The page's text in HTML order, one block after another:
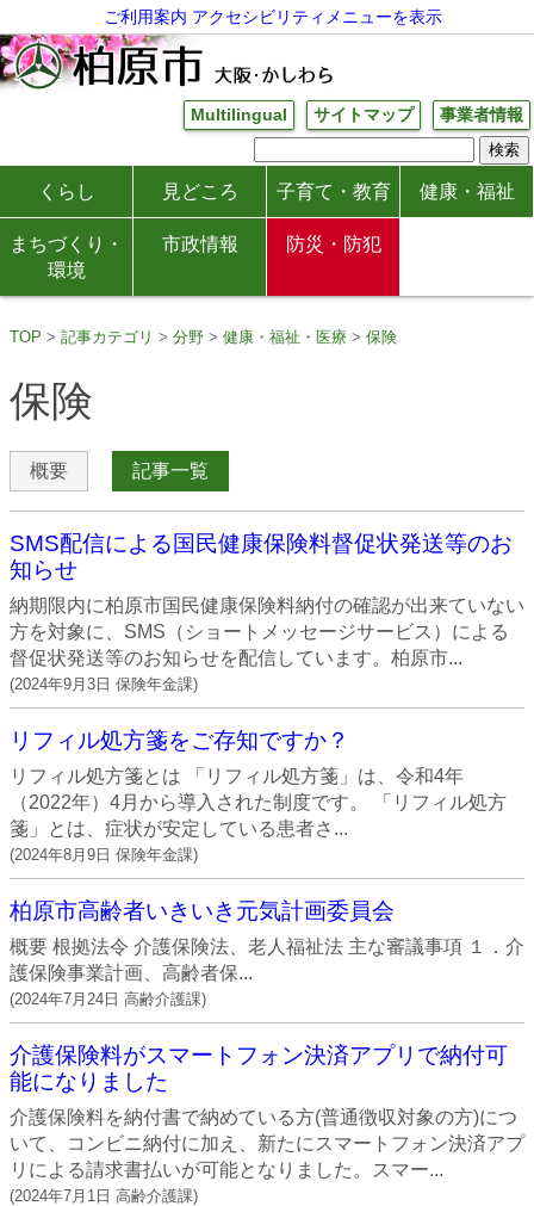
ご利用案内 アクセシビリティメニューを表示
Multilingual サイトマップ 事業者情報
くらし 見どころ 子育て・教育 健康・福祉
まちづくり・
環境
市政情報 防災・防犯
TOP 記事カテゴリ 分野 健康・福祉・医療 保険
保険
概要 記事一覧
SMS配信による国民健康保険料督促状発送等のお
知らせ
納期限内に柏原市国民健康保険料納付の確認が出来ていない
方を対象に、SMS（ショートメッセージサービス）による
督促状発送等のお知らせを配信しています。柏原市...
(2024年9月3日 保険年金課)
リフィル処方箋をご存知ですか？
リフィル処方箋とは 「リフィル処方箋」は、令和4年
（2022年）4月から導入された制度です。 「リフィル処方
箋」とは、症状が安定している患者さ...
(2024年8月9日 保険年金課)
柏原市高齢者いきいき元気計画委員会
概要 根拠法令 介護保険法、老人福祉法 主な審議事項 １．介
護保険事業計画、高齢者保...
(2024年7月24日 高齢介護課)
介護保険料がスマートフォン決済アプリで納付可
能になりました
介護保険料を納付書で納めている方(普通徴収対象の方)につ
いて、コンビニ納付に加え、新たにスマートフォン決済アプ
リによる請求書払いが可能となりました。スマー...
(2024年7月1日 高齢介護課)